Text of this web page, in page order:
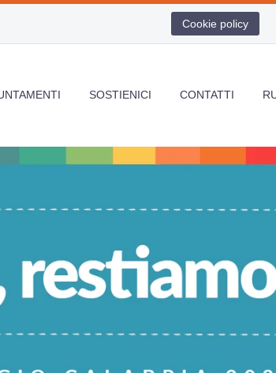
Cookie policy
SOSTIENICI CONTATTI